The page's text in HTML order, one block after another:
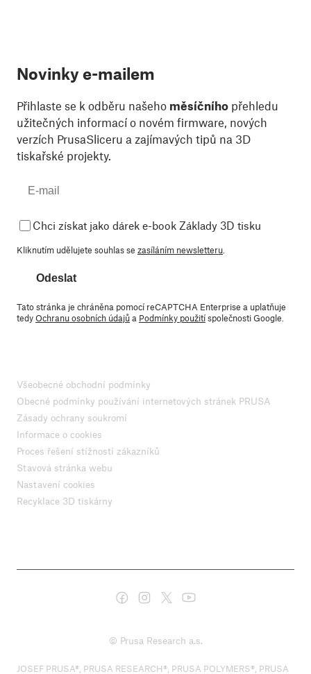
Novinky e-mailem
Přihlaste se k odběru našeho měsíčního přehledu
užitečných informací o novém firmware, nových
verzích PrusaSliceru a zajímavých tipů na 3D
tiskařské projekty.
Chci získat jako dárek e-book Základy 3D tisku
Kliknutím udělujete souhlas se zasíláním newsletteru
Odeslat
Tato stránka je chráněna pomocí reCAPTCHA Enterprise a uplatňuje
tedyOchranu osobních údajůa Podmínky použitíspolečnosti Google.
Všeobecné obchodní podmínky
Obecné podmínky používání internetových stránek PRUSA
Zásady ochrany soukromí
Informace o cookies
Proces řešení stížností zákazníků
Stavová stránka webu
Nastavení cookies
Recyklace 3D tiskárny
© Prusa Research a.s.
JOSEF PRUSA®, PRUSA RESEARCH®, PRUSA POLYMERS®, PRUSA